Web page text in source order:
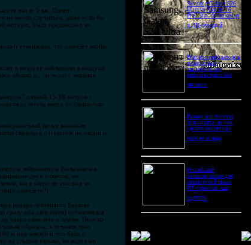
около 5 км. Пилот-
не могло случиться, даже если бы
потерю, было предписано не
утверждал, что самолет якобы
в воздухе наблюдали в воздухе
облако и... исчезли с экранов
длиной 15-18 метров с
лететь вверх со скоростью
полет военным
связаться с пилотом по рации и
лейтенантом Вильсоном в
двух отметок, не
ни в озере до сих пор не
самолете?)
радара лейтенанта Баркова
оба двигателя) остановился.
удара самолета о землю. Поиски
образом, в течение трех
м над землей и что баки с
не слышал взрыва, не видел ни
Samsung Galaxy S26
Ultra vs Xiaomi 16
Pro Ultra: битва камер
и ИИ-функций
Ремонт перфораторов
и сварочных
аппаратов: как
выбрать сервис без
лишнего
Размер или чистота
бриллианта: на чем
сделать акцент при
выборе кольца
Российский
балансировщик для
отказоустойчивых
ИТ-сервисов: как
оценить